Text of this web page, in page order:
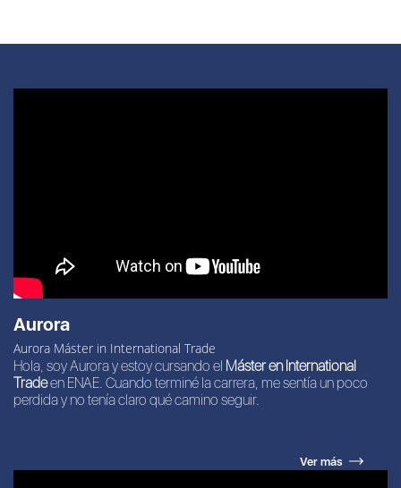
Aurora
Aurora Máster in International Trade
Hola, soy Aurora y estoy cursando el Máster en International
Tradeen ENAE. Cuando terminé la carrera, me sentía un poco
perdida y no tenía claro qué camino seguir.
Ver más